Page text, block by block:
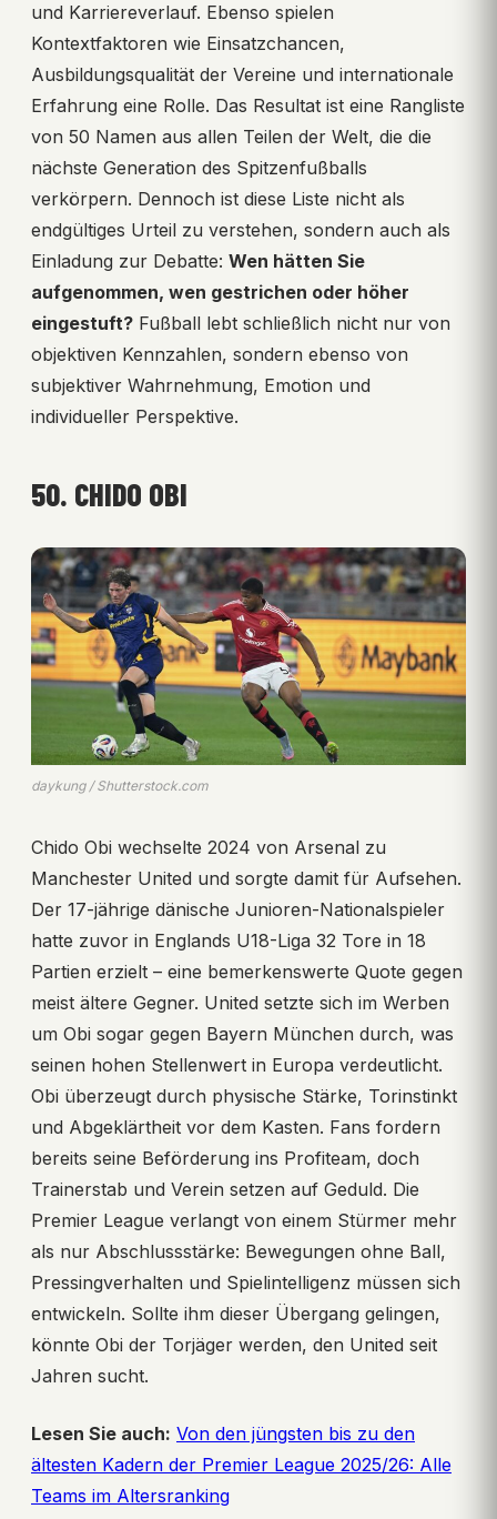
und Karriereverlauf. Ebenso spielen
Kontextfaktoren wie Einsatzchancen,
Ausbildungsqualität der Vereine und internationale
Erfahrung eine Rolle. Das Resultat ist eine Rangliste
von 50 Namen aus allen Teilen der Welt, die die
nächste Generation des Spitzenfußballs
verkörpern. Dennoch ist diese Liste nicht als
endgültiges Urteil zu verstehen, sondern auch als
Einladung zur Debatte: Wen hätten Sie
aufgenommen, wen gestrichen oder höher
eingestuft? Fußball lebt schließlich nicht nur von
objektiven Kennzahlen, sondern ebenso von
subjektiver Wahrnehmung, Emotion und
individueller Perspektive.
50. CHIDO OBI
daykung / Shutterstock.com
Chido Obi wechselte 2024 von Arsenal zu
Manchester United und sorgte damit für Aufsehen.
Der 17-jährige dänische Junioren-Nationalspieler
hatte zuvor in Englands U18-Liga 32 Tore in 18
Partien erzielt – eine bemerkenswerte Quote gegen
meist ältere Gegner. United setzte sich im Werben
um Obi sogar gegen Bayern München durch, was
seinen hohen Stellenwert in Europa verdeutlicht.
Obi überzeugt durch physische Stärke, Torinstinkt
und Abgeklärtheit vor dem Kasten. Fans fordern
bereits seine Beförderung ins Profiteam, doch
Trainerstab und Verein setzen auf Geduld. Die
Premier League verlangt von einem Stürmer mehr
als nur Abschlussstärke: Bewegungen ohne Ball,
Pressingverhalten und Spielintelligenz müssen sich
entwickeln. Sollte ihm dieser Übergang gelingen,
könnte Obi der Torjäger werden, den United seit
Jahren sucht.
Lesen Sie auch: Von den jüngsten bis zu den
ältesten Kadern der Premier League 2025/26: Alle
Teams im Altersranking